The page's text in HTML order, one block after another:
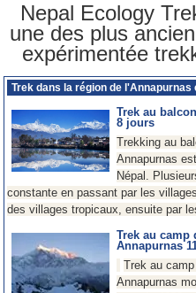
Nepal Ecology
une des plus
expérimentée
Trek dans la région de l'Annapurnas
Trek au
8 jours
Trekking au
Annapurnas
Népal.
constante en passant par les
des villages tropicaux, ensuite par
Trek au camp
Annapurnas
Trek au
Annapurnas